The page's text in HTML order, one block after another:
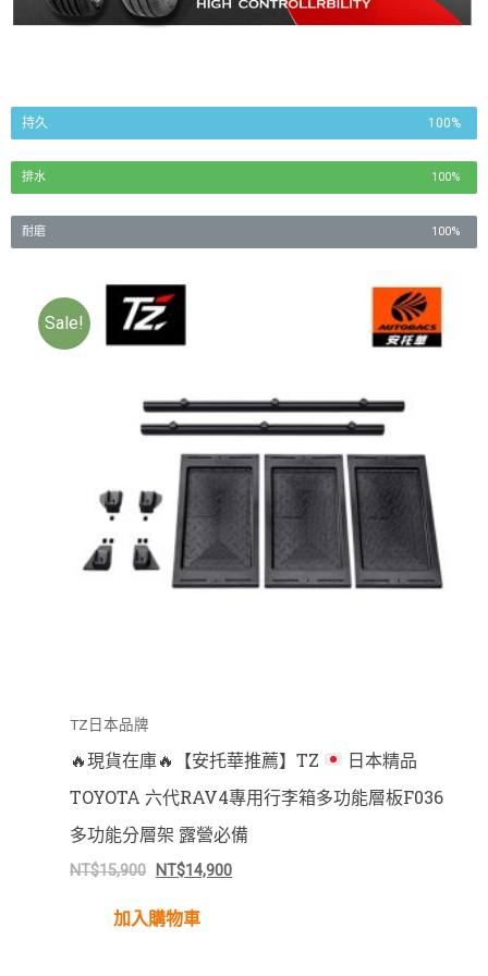
持久 100%
排水 100%
耐磨 100%
Sale!
TZ日本品牌
🔥現貨在庫🔥 【安托華推薦】TZ
日本精品
TOYOTA 六代RAV4專用行李箱多功能層板F036
多功能分層架 露營必備
NT$15,900 NT$14,900
加入購物車